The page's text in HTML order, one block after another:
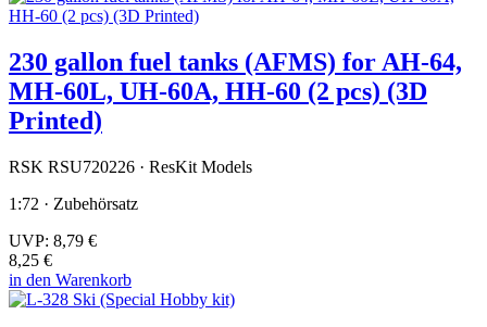
230 gallon fuel tanks (AFMS) for AH-64,
MH-60L, UH-60A, HH-60 (2 pcs) (3D
Printed)
RSK RSU720226 · ResKit Models
1:72 · Zubehörsatz
UVP: 8,79 €
8,25 €
in den Warenkorb